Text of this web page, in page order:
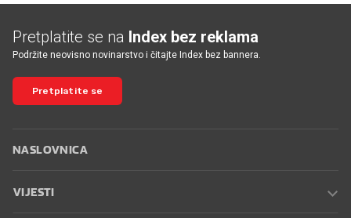
Pretplatite se na Index bez reklama
Podržite neovisno novinarstvo i čitajte Index bez bannera.
Pretplatite se
NASLOVNICA
VIJESTI